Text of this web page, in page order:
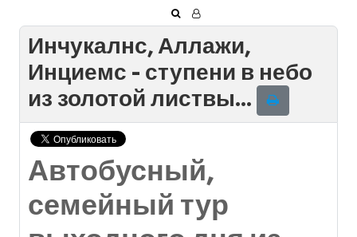
Инчукалнс, Аллажи,
Инциемс - ступени в небо
из золотой листвы...
Автобусный,
семейный тур